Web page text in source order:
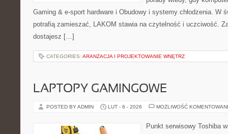
Gaming & e-sport hardware i Obudowy i systemy chłodzenia. W
potrafią zamieszać, LAKOM stawia na czytelność i uczciwość.
dostajesz […]
CATEGORIES: ARANŻACJA I PROJEKTOWANIE WNĘTRZ
LAPTOPY GAMINGOWE
POSTED BY ADMIN LUT - 6 - 2026 MOŻLIWOŚĆ
Punkt serwisowy Toshiba